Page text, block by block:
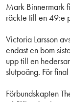
Mark Binnermark
räckte till en 49:e
Victoria Larsson
endast en bom
upp till en
slutpoäng. För
Förbundskapten